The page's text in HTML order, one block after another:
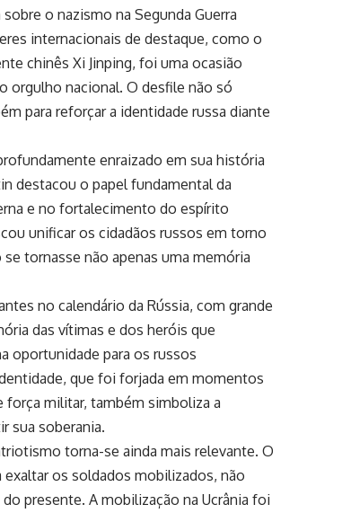
o nazismo na Segunda Guerra
internacionais de destaque, como o
chinês Xi Jinping, foi uma ocasião
orgulho nacional. O desfile não só
para reforçar a identidade russa diante
enraizado em sua história
destacou o papel fundamental da
e no fortalecimento do espírito
unificar os cidadãos russos em torno
tornasse não apenas uma memória
no calendário da Rússia, com grande
das vítimas e dos heróis que
oportunidade para os russos
que foi forjada em momentos
força militar, também simboliza a
sua soberania.
torna-se ainda mais relevante. O
os soldados mobilizados, não
presente. A mobilização na Ucrânia foi